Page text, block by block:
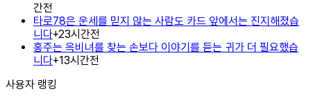
간전
타로78은 운세를 믿지 않는 사람도 카드 앞에서는 진지해졌습
니다+23시간전
홍주는 옥비녀를 찾는 손보다 이야기를 듣는 귀가 더 필요했습
니다+13시간전
사용자 랭킹